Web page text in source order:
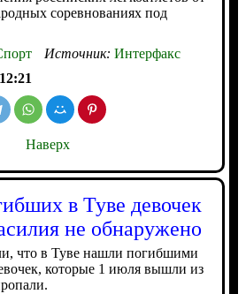
соревнованиях под
Источник: Интерфакс
Наверх
в Туве девочек
не обнаружено
что в Туве нашли погибшими
которые 1 июля вышли из